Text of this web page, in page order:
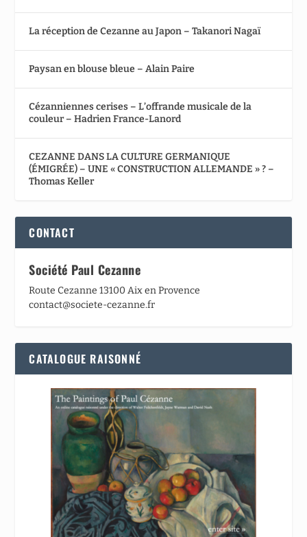
La réception de Cezanne au Japon – Takanori Nagaï
Paysan en blouse bleue – Alain Paire
Cézanniennes cerises – L’offrande musicale de la
couleur – Hadrien France-Lanord
CEZANNE DANS LA CULTURE GERMANIQUE
(ÉMIGRÉE) – UNE « CONSTRUCTION ALLEMANDE » ? –
Thomas Keller
CONTACT
Société Paul Cezanne
Route Cezanne 13100 Aix en Provence
contact@societe-cezanne.fr
CATALOGUE RAISONNÉ